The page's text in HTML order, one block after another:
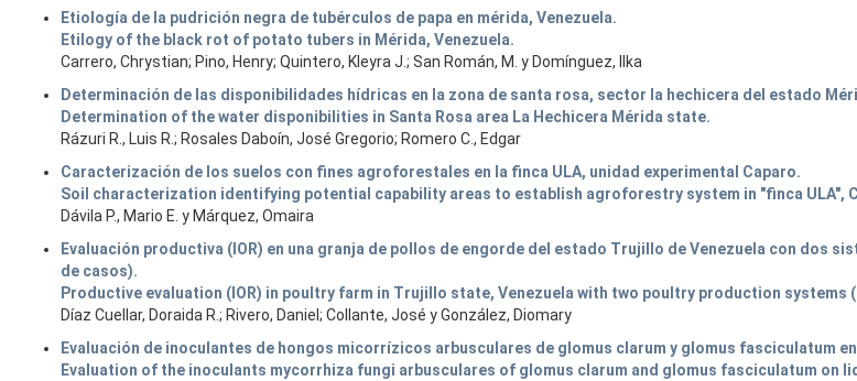
Etiología de la pudrición negra de tubérculos de papa en mérida, Venezuela.
Etilogy of the black rot of potato tubers in Mérida, Venezuela.
Carrero, Chrystian; Pino, Henry; Quintero, Kleyra J.; San Román, M. y Domínguez, Ilka
Determinación de las disponibilidades hídricas en la zona de santa rosa, sector la hechicera del estado
Determination of the water disponibilities in Santa Rosa area La Hechicera Mérida state.
Rázuri R., Luis R.; Rosales Daboín, José Gregorio; Romero C., Edgar
Caracterización de los suelos con fines agroforestales en la finca ULA, unidad experimental Caparo.
Soil characterization identifying potential capability areas to establish agroforestry system in "finca ULA",
Dávila P., Mario E. y Márquez, Omaira
Evaluación productiva (IOR) en una granja de pollos de engorde del estado Trujillo de Venezuela con dos
de casos).
Productive evaluation (IOR) in poultry farm in Trujillo state, Venezuela with two poultry production systems
Díaz Cuellar, Doraida R.; Rivero, Daniel; Collante, José y González, Diomary
Evaluación de inoculantes de hongos micorrízicos arbusculares de glomus clarum y glomus fasciculatum
Evaluation of the inoculants mycorrhiza fungi arbusculares of glomus clarum and glomus fasciculatum on